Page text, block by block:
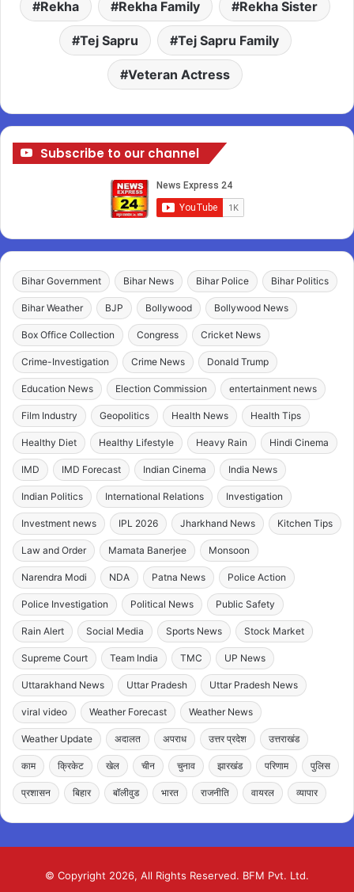
Rekha Rekha Family Rekha Sister
Tej Sapru Tej Sapru Family
Veteran Actress
Subscribe to our channel
Bihar Government Bihar News Bihar Police Bihar Politics
Bihar Weather BJP Bollywood Bollywood News
Box Office Collection Congress Cricket News
Crime-Investigation Crime News Donald Trump
Education News Election Commission entertainment news
Film Industry Geopolitics Health News Health Tips
Healthy Diet Healthy Lifestyle Heavy Rain Hindi Cinema
IMD IMD Forecast Indian Cinema India News
Indian Politics International Relations Investigation
Investment news IPL 2026 Jharkhand News Kitchen Tips
Law and Order Mamata Banerjee Monsoon
Narendra Modi NDA Patna News Police Action
Police Investigation Political News Public Safety
Rain Alert Social Media Sports News Stock Market
Supreme Court Team India TMC UP News
Uttarakhand News Uttar Pradesh Uttar Pradesh News
viral video Weather Forecast Weather News
Weather Update अदालत अपराध उत्तर प्रदेश उत्तराखंड
काम क्रिकेट खेल चीन चुनाव झारखंड परिणाम पुलिस
प्रशासन बिहार बॉलीवुड भारत राजनीति वायरल व्यापार
© Copyright 2026, All Rights Reserved. BFM Pvt. Ltd.